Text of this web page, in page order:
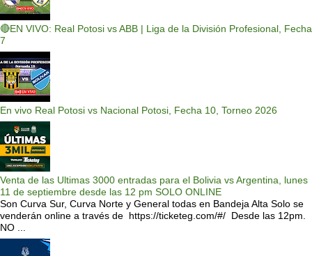
🔴EN VIVO: Real Potosi vs ABB | Liga de la División Profesional, Fecha
7
En vivo Real Potosi vs Nacional Potosi, Fecha 10, Torneo 2026
Venta de las Ultimas 3000 entradas para el Bolivia vs Argentina, lunes
11 de septiembre desde las 12 pm SOLO ONLINE
Son Curva Sur, Curva Norte y General todas en Bandeja Alta Solo se
venderán online a través de https://ticketeg.com/#/ Desde las 12pm.
NO ...